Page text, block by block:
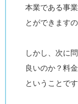
本業である事
とができます
しかし、次に
良いのか？料
ということです